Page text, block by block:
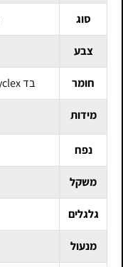
סוג
צבע
חומר בד Recyclex מ-21 בקבוקי פלסטיק ממוחזרים
מידות
נפח
משקל
גלגלים
מנעול